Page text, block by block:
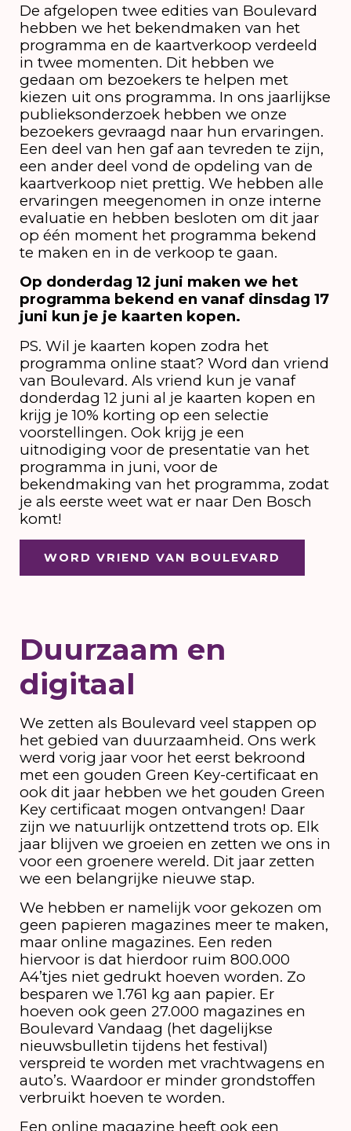
De afgelopen twee edities van Boulevard
hebben we het bekendmaken van het
programma en de kaartverkoop verdeeld
in twee momenten. Dit hebben we
gedaan om bezoekers te helpen met
kiezen uit ons programma. In ons jaarlijkse
publieksonderzoek hebben we onze
bezoekers gevraagd naar hun ervaringen.
Een deel van hen gaf aan tevreden te zijn,
een ander deel vond de opdeling van de
kaartverkoop niet prettig. We hebben alle
ervaringen meegenomen in onze interne
evaluatie en hebben besloten om dit jaar
op één moment het programma bekend
te maken en in de verkoop te gaan.
Op donderdag 12 juni maken we het
programma bekend en vanaf dinsdag 17
juni kun je je kaarten kopen.
PS. Wil je kaarten kopen zodra het
programma online staat? Word dan vriend
van Boulevard. Als vriend kun je vanaf
donderdag 12 juni al je kaarten kopen en
krijg je 10% korting op een selectie
voorstellingen. Ook krijg je een
uitnodiging voor de presentatie van het
programma in juni, voor de
bekendmaking van het programma, zodat
je als eerste weet wat er naar Den Bosch
komt!
WORD VRIEND VAN BOULEVARD
Duurzaam en
digitaal
We zetten als Boulevard veel stappen op
het gebied van duurzaamheid. Ons werk
werd vorig jaar voor het eerst bekroond
met een gouden Green Key-certificaat en
ook dit jaar hebben we het gouden Green
Key certificaat mogen ontvangen! Daar
zijn we natuurlijk ontzettend trots op. Elk
jaar blijven we groeien en zetten we ons in
voor een groenere wereld. Dit jaar zetten
we een belangrijke nieuwe stap.
We hebben er namelijk voor gekozen om
geen papieren magazines meer te maken,
maar online magazines. Een reden
hiervoor is dat hierdoor ruim 800.000
A4’tjes niet gedrukt hoeven worden. Zo
besparen we 1.761 kg aan papier. Er
hoeven ook geen 27.000 magazines en
Boulevard Vandaag (het dagelijkse
nieuwsbulletin tijdens het festival)
verspreid te worden met vrachtwagens en
auto’s. Waardoor er minder grondstoffen
verbruikt hoeven te worden.
Een online magazine heeft ook een